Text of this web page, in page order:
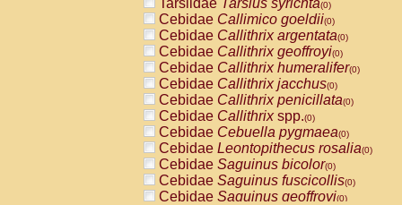
Tarsiidae Tarsius syrichta(0)
Cebidae Callimico goeldii(0)
Cebidae Callithrix argentata(0)
Cebidae Callithrix geoffroyi(0)
Cebidae Callithrix humeralifer(0)
Cebidae Callithrix jacchus(0)
Cebidae Callithrix penicillata(0)
Cebidae Callithrixspp.(0)
Cebidae Cebuella pygmaea(0)
Cebidae Leontopithecus rosalia(0)
Cebidae Saguinus bicolor(0)
Cebidae Saguinus fuscicollis(0)
Cebidae Saguinus geoffroyi(0)